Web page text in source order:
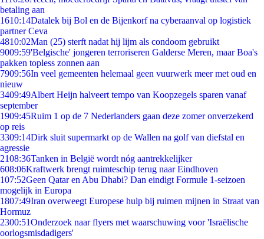
betaling aan
1610:14Datalek bij Bol en de Bijenkorf na cyberaanval op logistiek
partner Ceva
4810:02Man (25) sterft nadat hij lijm als condoom gebruikt
9009:59'Belgische' jongeren terroriseren Galderse Meren, maar Boa's
pakken topless zonnen aan
7909:56In veel gemeenten helemaal geen vuurwerk meer met oud en
nieuw
3409:49Albert Heijn halveert tempo van Koopzegels sparen vanaf
september
1909:45Ruim 1 op de 7 Nederlanders gaan deze zomer onverzekerd
op reis
3309:14Dirk sluit supermarkt op de Wallen na golf van diefstal en
agressie
2108:36Tanken in België wordt nóg aantrekkelijker
608:06Kraftwerk brengt ruimteschip terug naar Eindhoven
107:52Geen Qatar en Abu Dhabi? Dan eindigt Formule 1-seizoen
mogelijk in Europa
1807:49Iran overweegt Europese hulp bij ruimen mijnen in Straat van
Hormuz
2300:51Onderzoek naar flyers met waarschuwing voor 'Israëlische
oorlogsmisdadigers'